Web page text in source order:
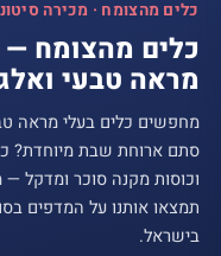
כלים מהצומח · מכירה
כלים מהצומח —
מראה טבעי
מחפשים כלים בעלי מראה
סתם ארוחת שבת מיוחדת?
וכוסות מקנה סוכר ומדקל —
תמצאו אותנו על המדפים
בישראל.